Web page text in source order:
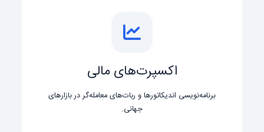
اکسپرت‌های مالی
برنامه‌نویسی اندیکاتورها و ربات‌های معامله‌گر در بازارهای
جهانی.